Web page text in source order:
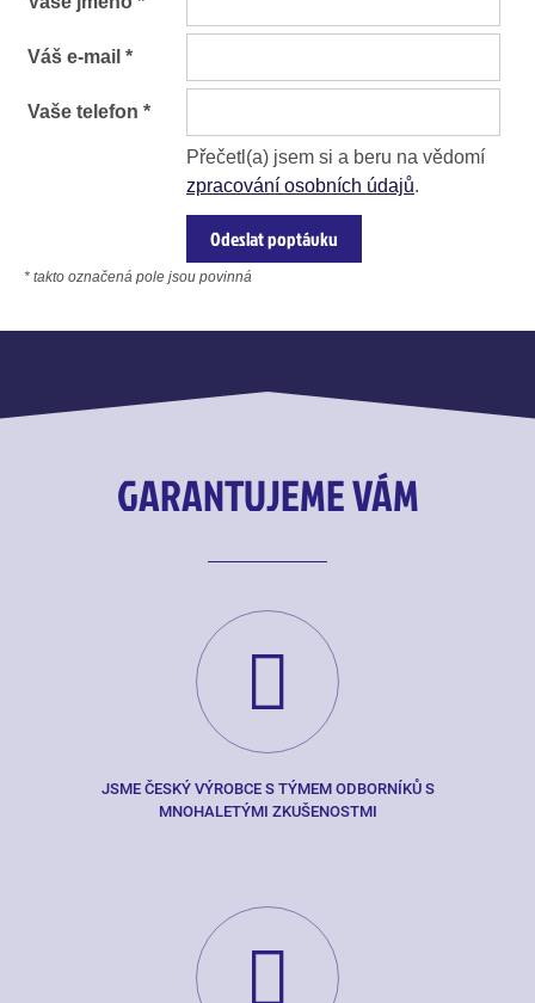
Váš e-mail *
Vaše telefon *
Přečetl(a) jsem si a beru na vědomí
zpracování osobních údajů.
* takto označená pole jsou povinná
GARANTUJEME VÁM
JSME ČESKÝ VÝROBCE S TÝMEM ODBORNÍKŮ S
MNOHALETÝMI ZKUŠENOSTMI